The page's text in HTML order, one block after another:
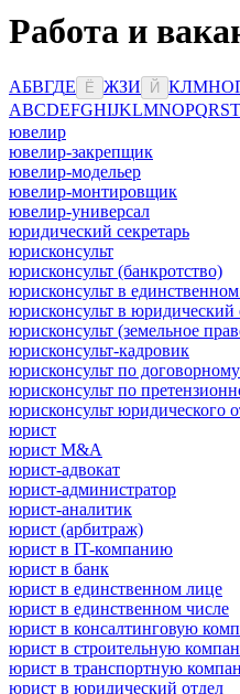
Работа и
АБВГДЕ Ё ЖЗИ Й КЛМНО
ABCDEFGHIJKLMNOPQRST
ювелир
ювелир-закрепщик
ювелир-модельер
ювелир-монтировщик
ювелир-универсал
юридический секретарь
юрисконсульт
юрисконсульт (банкротство)
юрисконсульт в
юрисконсульт в юридический
юрисконсульт (земельное
юрисконсульт-кадровик
юрисконсульт по
юрисконсульт по
юрисконсульт юридического
юрист
юрист M&A
юрист-адвокат
юрист-администратор
юрист-аналитик
юрист (арбитраж)
юрист в IT-компанию
юрист в банк
юрист в единственном лице
юрист в единственном числе
юрист в консалтинговую
юрист в строительную
юрист в транспортную
юрист в юридический отдел